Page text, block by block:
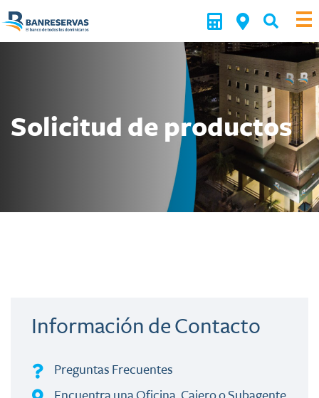
Solicitud de productos
Información de Contacto
Preguntas Frecuentes